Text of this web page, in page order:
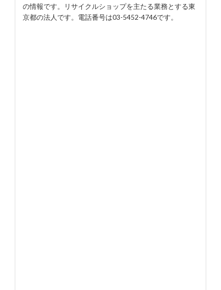
の情報です。リサイクルショップを主たる業務とする東
京都の法人です。電話番号は03-5452-4746です。